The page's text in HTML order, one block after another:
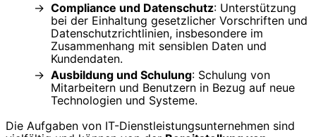
Compliance und Datenschutz: Unterstützung
bei der Einhaltung gesetzlicher Vorschriften und
Datenschutzrichtlinien, insbesondere im
Zusammenhang mit sensiblen Daten und
Kundendaten.
Ausbildung und Schulung: Schulung von
Mitarbeitern und Benutzern in Bezug auf neue
Technologien und Systeme.
Die Aufgaben von IT-Dienstleistungsunternehmen sind